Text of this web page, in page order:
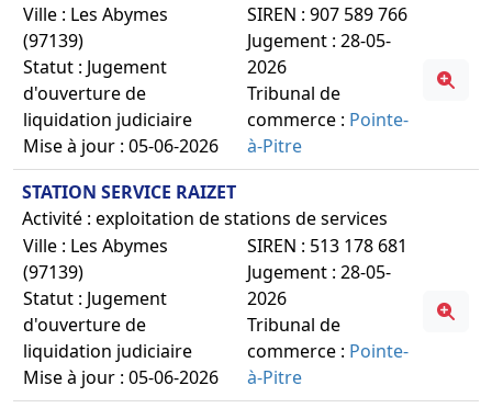
Ville : Les Abymes
(97139)
Statut : Jugement
d'ouverture de
liquidation judiciaire
Mise à jour : 05-06-2026
SIREN : 907 589 766
Jugement : 28-05-
2026
Tribunal de
commerce : Pointe-
à-Pitre
STATION SERVICE RAIZET
Activité : exploitation de stations de services
Ville : Les Abymes
(97139)
Statut : Jugement
d'ouverture de
liquidation judiciaire
Mise à jour : 05-06-2026
SIREN : 513 178 681
Jugement : 28-05-
2026
Tribunal de
commerce : Pointe-
à-Pitre